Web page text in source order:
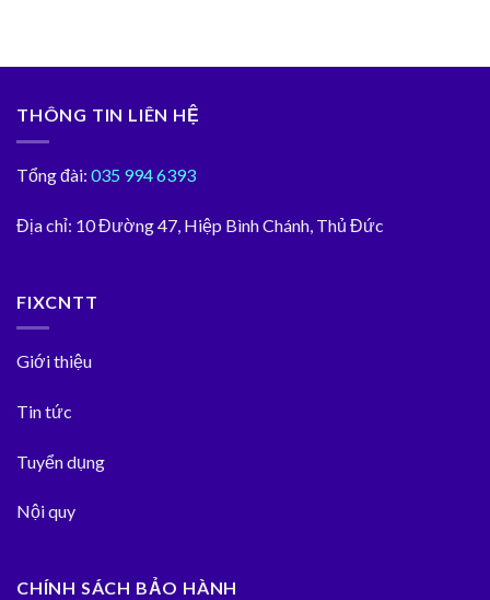
THÔNG TIN LIÊN HỆ
Tổng đài: 035 994 6393
Địa chỉ: 10 Đường 47, Hiệp Bình Chánh, Thủ Đức
FIXCNTT
Giới thiệu
Tin tức
Tuyển dụng
Nội quy
CHÍNH SÁCH BẢO HÀNH